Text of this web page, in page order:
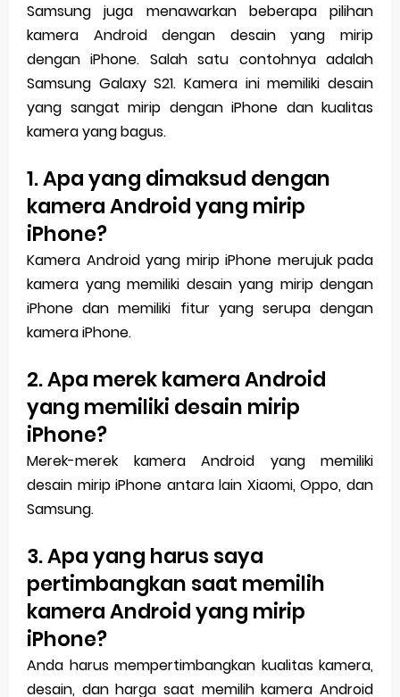
Samsung juga menawarkan beberapa pilihan
kamera Android dengan desain yang mirip
dengan iPhone. Salah satu contohnya adalah
Samsung Galaxy S21. Kamera ini memiliki desain
yang sangat mirip dengan iPhone dan kualitas
kamera yang bagus.
1. Apa yang dimaksud dengan
kamera Android yang mirip
iPhone?
Kamera Android yang mirip iPhone merujuk pada
kamera yang memiliki desain yang mirip dengan
iPhone dan memiliki fitur yang serupa dengan
kamera iPhone.
2. Apa merek kamera Android
yang memiliki desain mirip
iPhone?
Merek-merek kamera Android yang memiliki
desain mirip iPhone antara lain Xiaomi, Oppo, dan
Samsung.
3. Apa yang harus saya
pertimbangkan saat memilih
kamera Android yang mirip
iPhone?
Anda harus mempertimbangkan kualitas kamera,
desain, dan harga saat memilih kamera Android